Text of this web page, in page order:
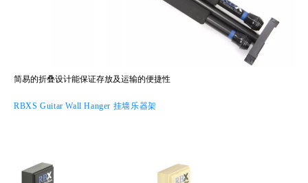
简易的折叠设计能保证存放及运输的便捷性
RBXS Guitar Wall Hanger 挂墙乐器架